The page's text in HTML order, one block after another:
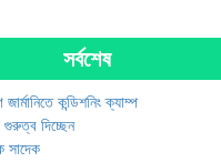
সর্বশেষ
কন্ডিশনিং ক্যাম্প
গুরুত্ব দিচ্ছেন
সাদেক